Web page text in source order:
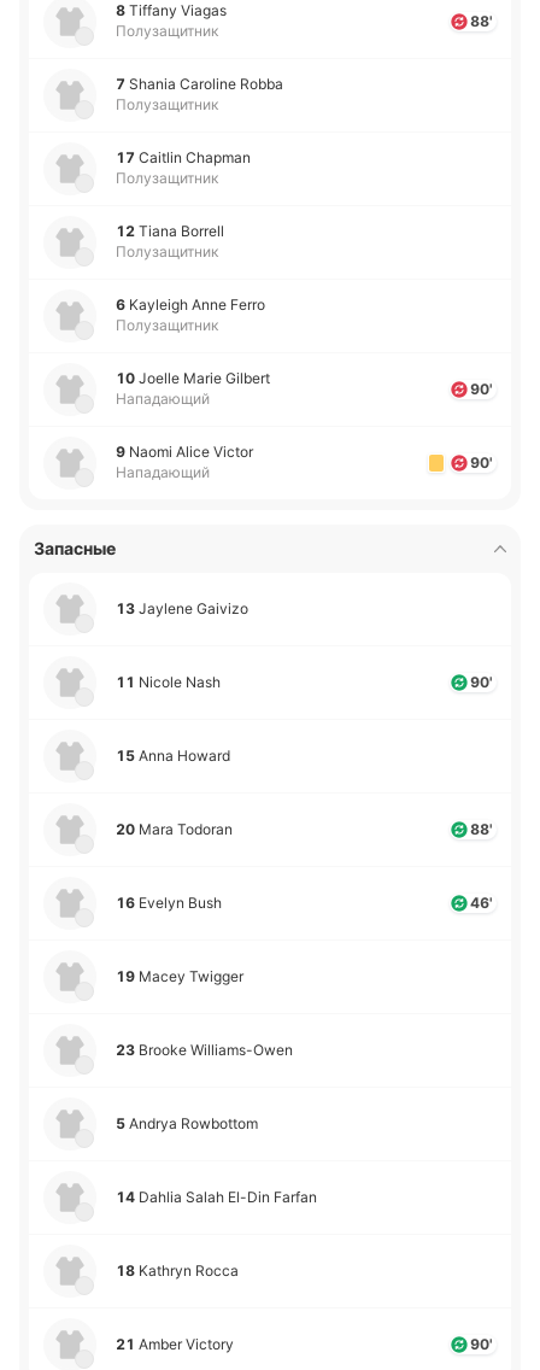
8 Tiffany Viagas
Полузащитник
88'
7 Shania Caroline Robba
Полузащитник
17 Caitlin Chapman
Полузащитник
12 Tiana Borrell
Полузащитник
6 Kayleigh Anne Ferro
Полузащитник
10 Joelle Marie Gilbert
Нападающий
90'
9 Naomi Alice Victor
Нападающий
90'
Запасные
13 Jaylene Gaivizo
11 Nicole Nash 90'
15 Anna Howard
20 Mara Todoran 88'
16 Evelyn Bush 46'
19 Macey Twigger
23 Brooke Williams-Owen
5 Andrya Rowbottom
14 Dahlia Salah El-Din Farfan
18 Kathryn Rocca
21 Amber Victory 90'